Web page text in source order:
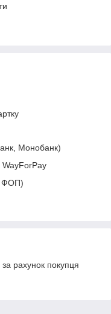
Монобанк)
ФОП)
рахунок покупця